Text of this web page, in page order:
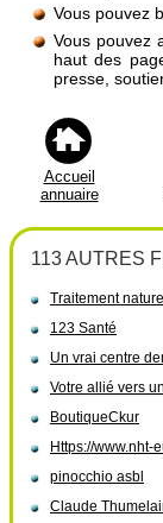
Vous pouvez
Vous pouvez
haut des
presse,
Accueil
annuaire
113 AUTRES
Traitement
123 Santé
Un vrai centre
Votre allié vers
BoutiqueCkur
Https://www.nht-
pinocchio asbl
Claude